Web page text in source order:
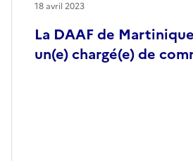
La DAAF de
un(e) chargé(e) de
18 avril 2023